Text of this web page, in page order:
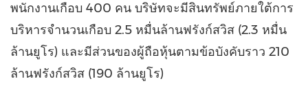
พนักงานเกือบ 400 คน บริษัทจะมีสินทรัพย์ภายใต้การ
บริหารจำนวนเกือบ 2.5 หมื่นล้านฟรังก์สวิส (2.3 หมื่น
ล้านยูโร) และมีส่วนของผู้ถือหุ้นตามข้อบังคับราว 210
ล้านฟรังก์สวิส (190 ล้านยูโร)